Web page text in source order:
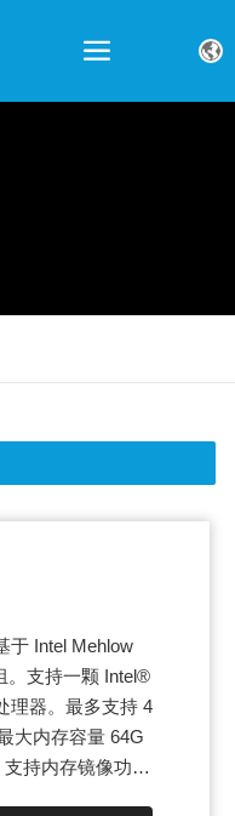
于 Intel Mehlow
。支持一颗 Intel®
理器。最多支持 4
大内存容量 64G
持内存镜像功能